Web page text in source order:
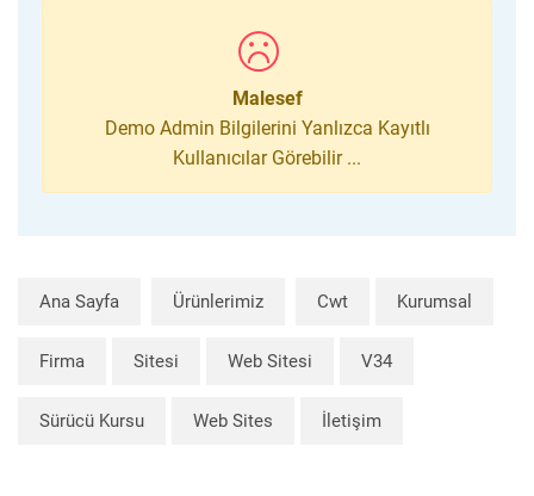
Malesef
Demo Admin Bilgilerini Yanlızca Kayıtlı
Kullanıcılar Görebilir ...
Ana Sayfa Ürünlerimiz Cwt Kurumsal
Firma Sitesi Web Sitesi V34
Sürücü Kursu Web Sites İletişim